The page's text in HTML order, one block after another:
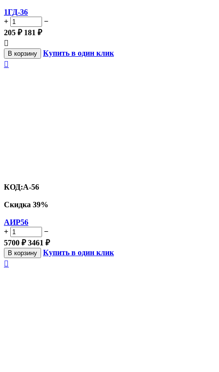
1ГД-36
+
−
205 ₽ 181 ₽

В корзину
Купить в один клик

КОД:A-56
Скидка 39%
АИР56
+
−
5700 ₽ 3461 ₽
В корзину
Купить в один клик
